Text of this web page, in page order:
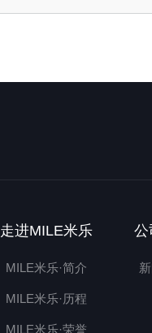
走进MILE米乐
MILE米乐·简介
MILE米乐·历程
MILE米乐·荣誉
公